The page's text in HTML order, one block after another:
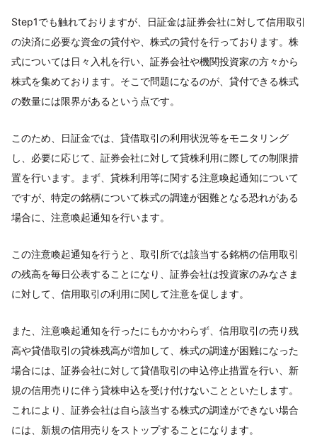
Step1でも触れておりますが、日証金は証券会社に対して信用取引
の決済に必要な資金の貸付や、株式の貸付を行っております。株
式については日々入札を行い、証券会社や機関投資家の方々から
株式を集めております。そこで問題になるのが、貸付できる株式
の数量には限界があるという点です。
このため、日証金では、貸借取引の利用状況等をモニタリング
し、必要に応じて、証券会社に対して貸株利用に際しての制限措
置を行います。まず、貸株利用等に関する注意喚起通知について
ですが、特定の銘柄について株式の調達が困難となる恐れがある
場合に、注意喚起通知を行います。
この注意喚起通知を行うと、取引所では該当する銘柄の信用取引
の残高を毎日公表することになり、証券会社は投資家のみなさま
に対して、信用取引の利用に関して注意を促します。
また、注意喚起通知を行ったにもかかわらず、信用取引の売り残
高や貸借取引の貸株残高が増加して、株式の調達が困難になった
場合には、証券会社に対して貸借取引の申込停止措置を行い、新
規の信用売りに伴う貸株申込を受け付けないことといたします。
これにより、証券会社は自ら該当する株式の調達ができない場合
には、新規の信用売りをストップすることになります。